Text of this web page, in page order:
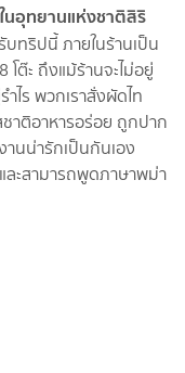
อุทยานแห่งชาติสิริ
ทริปนี้ ภายในร้านเป็น
ต๊ะ ถึงแม้ร้านจะไม่อยู่
ไร พวกเราสั่งผัดไท
าติอาหารอร่อย ถูกปาก
นน่ารักเป็นกันเอง
ละสามารถพูดภาษาพม่า